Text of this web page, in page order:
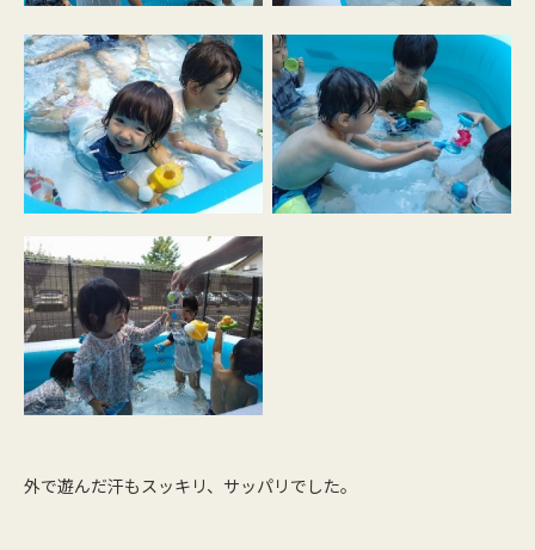
外で遊んだ汗もスッキリ、サッパリでした。